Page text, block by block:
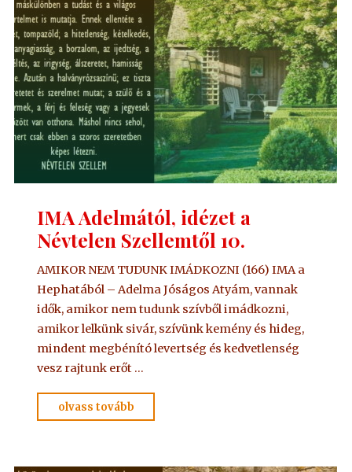
IMA Adelmától, idézet a
Névtelen Szellemtől 10.
AMIKOR NEM TUDUNK IMÁDKOZNI (166) IMA a
Hephatából – Adelma Jóságos Atyám, vannak
idők, amikor nem tudunk szívből imádkozni,
amikor lelkünk sivár, szívünk kemény és hideg,
mindent megbénító levertség és kedvetlenség
vesz rajtunk erőt …
olvass tovább
Adelmától,
a